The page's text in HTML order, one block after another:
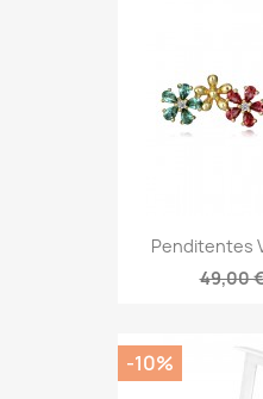
Penditentes
49,00
-10%